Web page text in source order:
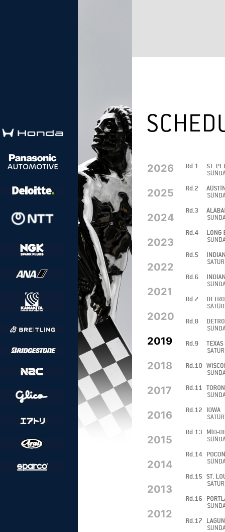
2026
2025
2024
2023
2022
2021
2020
2019
2018
2017
2016
2015
2014
2013
2012